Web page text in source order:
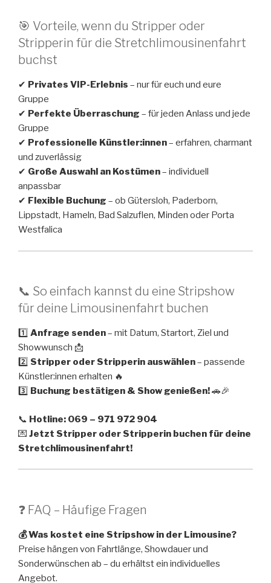
🎯 Vorteile, wenn du Stripper oder
Stripperin für die Stretchlimousinenfahrt
buchst
✔ Privates VIP-Erlebnis – nur für euch und eure
Gruppe
✔ Perfekte Überraschung – für jeden Anlass und jede
Gruppe
✔ Professionelle Künstler:innen– erfahren, charmant
und zuverlässig
✔ Große Auswahl an Kostümen– individuell
anpassbar
✔ Flexible Buchung – ob Gütersloh, Paderborn,
Lippstadt, Hameln, Bad Salzuflen, Minden oder Porta
Westfalica
📞 So einfach kannst du eine Stripshow
für deine Limousinenfahrt buchen
1️⃣ Anfrage senden– mit Datum, Startort, Ziel und
Showwunsch 📩
2️⃣ Stripper oder Stripperin auswählen– passende
Künstler:innen erhalten 🔥
3️⃣ Buchung bestätigen & Show genießen!🚗🎉
📞 Hotline: 069 – 971 972 904
💌 Jetzt Stripper oder Stripperin buchen für deine
Stretchlimousinenfahrt!
❓ FAQ – Häufige Fragen
💰 Was kostet eine Stripshow in der Limousine?
Preise hängen von Fahrtlänge, Showdauer und
Sonderwünschen ab – du erhältst ein individuelles
Angebot.